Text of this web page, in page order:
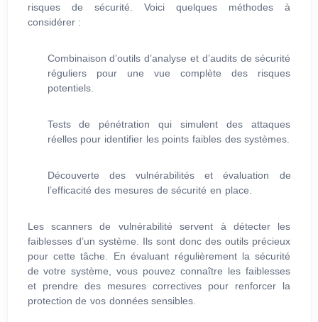
risques de sécurité. Voici quelques méthodes à
considérer :
Combinaison d’outils d’analyse et d’audits de sécurité
réguliers pour une vue complète des risques
potentiels.
Tests de pénétration qui simulent des attaques
réelles pour identifier les points faibles des systèmes.
Découverte des vulnérabilités et évaluation de
l’efficacité des mesures de sécurité en place.
Les scanners de vulnérabilité servent à détecter les
faiblesses d’un système. Ils sont donc des outils précieux
pour cette tâche. En évaluant régulièrement la sécurité
de votre système, vous pouvez connaître les faiblesses
et prendre des mesures correctives pour renforcer la
protection de vos données sensibles.